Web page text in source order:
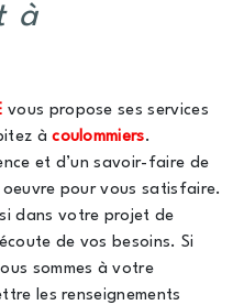
à
vous propose ses services
àcoulommiers.
et d’un savoir-faire de
pour vous satisfaire.
dans votre projet de
de vos besoins. Si
sommes à votre
les renseignements